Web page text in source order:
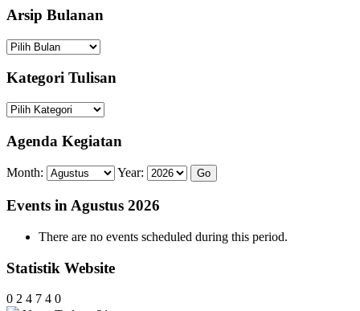
Arsip Bulanan
Arsip
Kategori Tulisan
Kategori
Agenda Kegiatan
Month: Year:
Events in Agustus 2026
There are no events scheduled during this period.
Statistik Website
0 2 4 7 4 0